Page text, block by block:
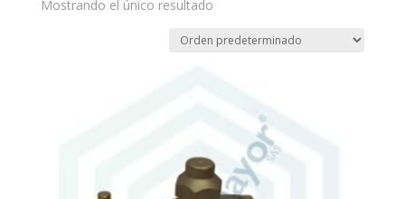
Mostrando el único resultado